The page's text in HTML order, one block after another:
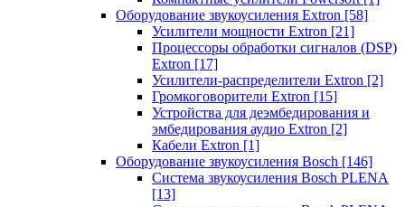
Оборудование звукоусиления Extron [58]
Усилители мощности Extron [21]
Процессоры обработки сигналов (DSP)
Extron [17]
Усилители-распределители Extron [2]
Громкоговорители Extron [15]
Устройства для деэмбедирования и
эмбедирования аудио Extron [2]
Кабели Extron [1]
Оборудование звукоусиления Bosch [146]
Система звукоусиления Bosch PLENA
[13]